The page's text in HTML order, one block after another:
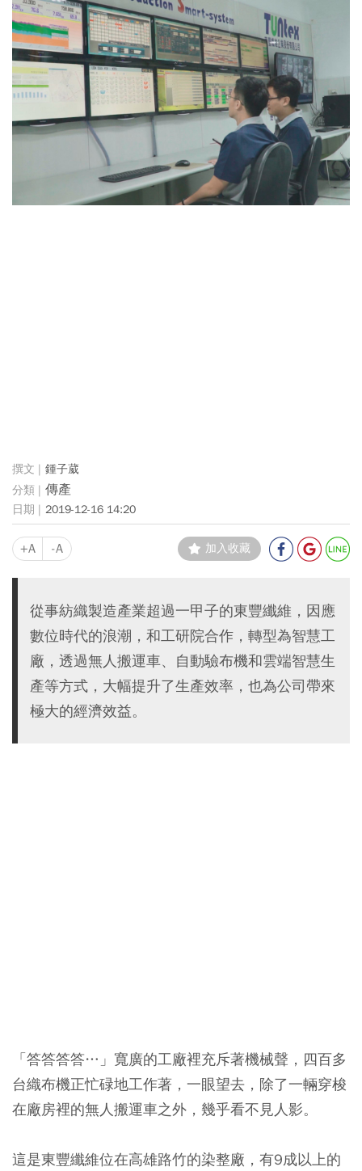
鍾子葳
傳產
2019-12-16 14:20
+A -A 加入收藏
從事紡織製造產業超過一甲子的東豐纖維，因應
數位時代的浪潮，和工研院合作，轉型為智慧工
廠，透過無人搬運車、自動驗布機和雲端智慧生
產等方式，大幅提升了生產效率，也為公司帶來
極大的經濟效益。
「答答答答…」寬廣的工廠裡充斥著機械聲，四百多
台織布機正忙碌地工作著，一眼望去，除了一輛穿梭
在廠房裡的無人搬運車之外，幾乎看不見人影。
這是東豐纖維位在高雄路竹的染整廠，有9成以上的